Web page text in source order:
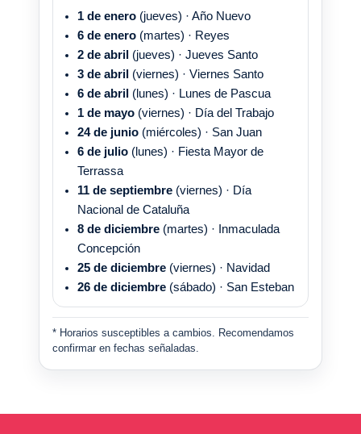
1 de enero (jueves) · Año Nuevo
6 de enero (martes) · Reyes
2 de abril (jueves) · Jueves Santo
3 de abril (viernes) · Viernes Santo
6 de abril (lunes) · Lunes de Pascua
1 de mayo (viernes) · Día del Trabajo
24 de junio (miércoles) · San Juan
6 de julio (lunes) · Fiesta Mayor de
Terrassa
11 de septiembre (viernes) · Día
Nacional de Cataluña
8 de diciembre (martes) · Inmaculada
Concepción
25 de diciembre (viernes) · Navidad
26 de diciembre (sábado) · San Esteban
* Horarios susceptibles a cambios. Recomendamos
confirmar en fechas señaladas.